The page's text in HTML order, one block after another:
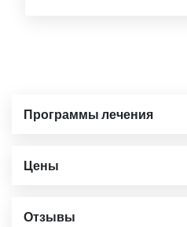
Программы лечения
Цены
Отзывы